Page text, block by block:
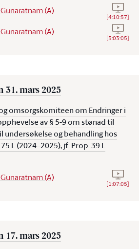
(A) Se
[4:10:57]
(A) Se
[5:03:05]
31. mars 2025
omsorgskomiteen om Endringer i
av § 5-9 om stønad til
undersøkelse og behandling hos
L (2024–2025), jf. Prop. 39 L
(A) Se
[1:07:05]
17. mars 2025